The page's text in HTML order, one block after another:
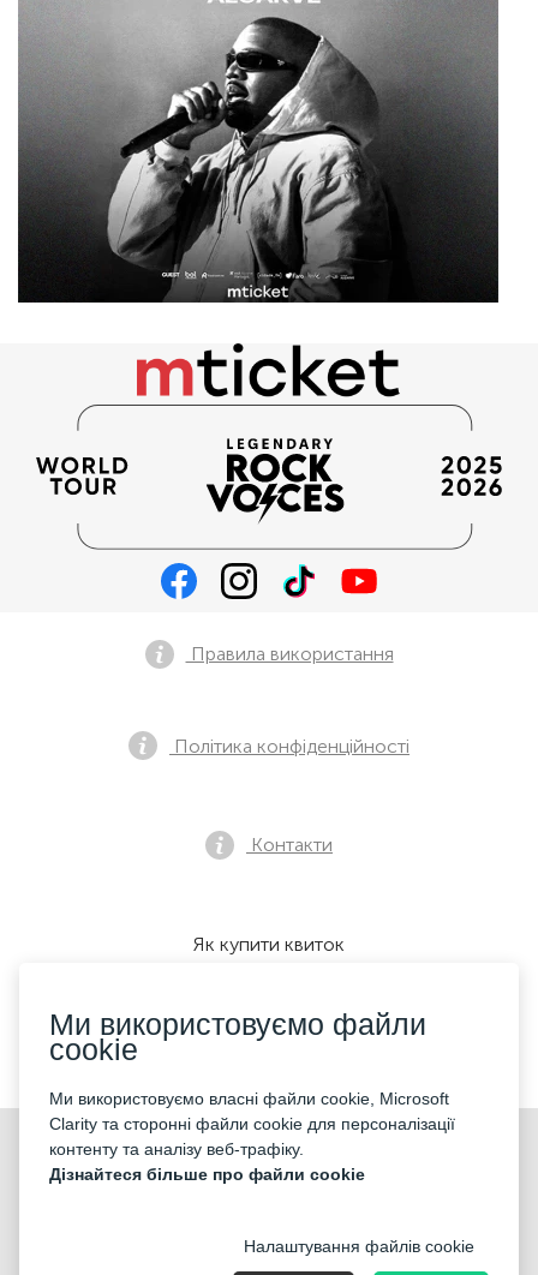
©2026 «KONTRAMARKA LTD» Всі права захищені
Правила використання
Політика конфіденційності
Контакти
Як купити квиток
Ми приймаємо:
Ми використовуємо файли
cookie
Ми використовуємо власні файли cookie, Microsoft
Clarity та сторонні файли cookie для персоналізації
контенту та аналізу веб-трафіку.
Дізнайтеся більше про файли cookie
Налаштування файлів cookie